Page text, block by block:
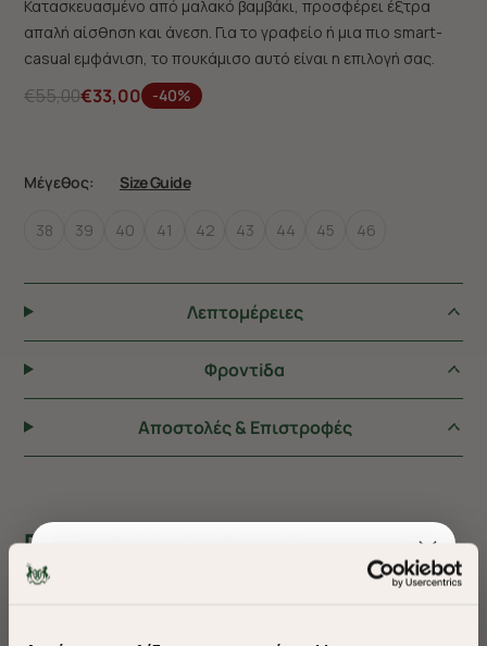
Κατασκευασμένο από μαλακό βαμβάκι, προσφέρει έξτρα
απαλή αίσθηση και άνεση. Για το γραφείο ή μια πιο smart-
casual εμφάνιση, το πουκάμισο αυτό είναι η επιλογή σας.
€55,00€33,00 -40%
Μέγεθος: Size Guide
38 39 40 41 42 43 44 45 46
Λεπτομέρειες
Φροντiδα
Αποστολές & Επιστροφές
ΠΡΟΤΕΙΝΟΥΜΕ ΓΙΑ ΕΣΑΣ